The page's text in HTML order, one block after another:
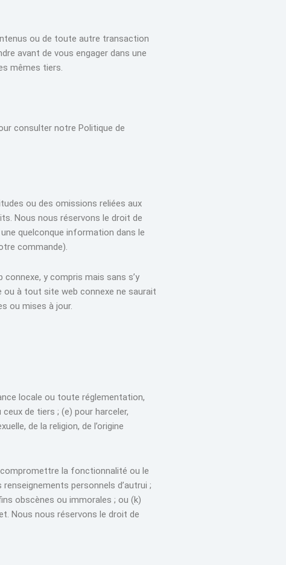
ou de toute autre transaction
avant de vous engager dans une
mêmes tiers.
consulter notre Politique de
ou des omissions reliées aux
Nous nous réservons le droit de
quelconque information dans le
commande).
y compris mais sans s’y
ou à tout site web connexe ne saurait
ou mises à jour.
locale ou toute réglementation,
de tiers ; (e) pour harceler,
de la religion, de l’origine
la fonctionnalité ou le
personnels d’autrui ;
obscènes ou immorales ; ou (k)
Nous nous réservons le droit de